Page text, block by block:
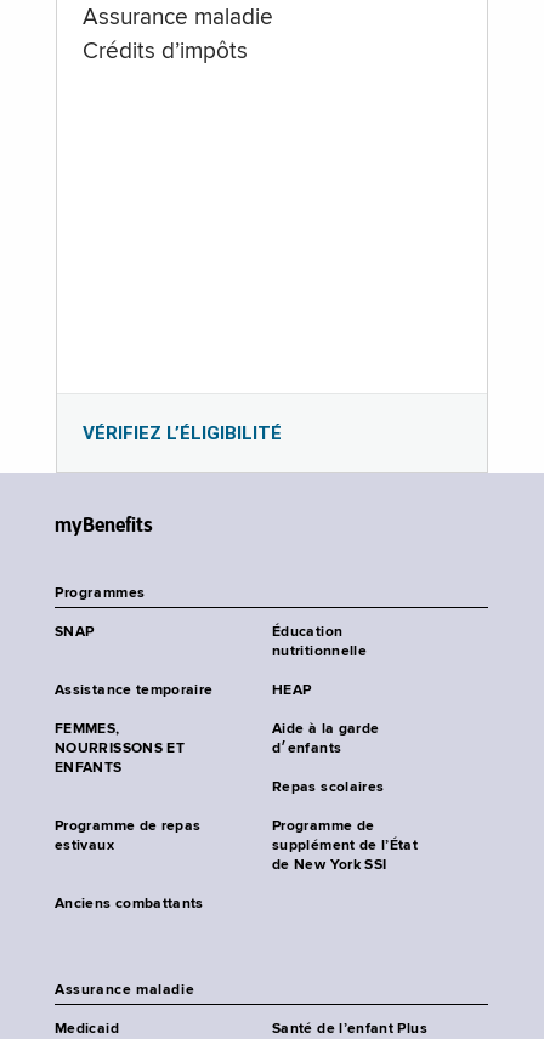
Assurance maladie
Crédits d’impôts
VÉRIFIEZ L’ÉLIGIBILITÉ
myBenefits
Programmes
SNAP
Éducation
nutritionnelle
Assistance temporaire HEAP
FEMMES,
NOURRISSONS ET
ENFANTS
Aide à la garde
d׳enfants
Repas scolaires
Programme de repas
estivaux
Programme de
supplément de l’État
de New York SSI
Anciens combattants
Assurance maladie
Medicaid
Santé de l’enfant Plus